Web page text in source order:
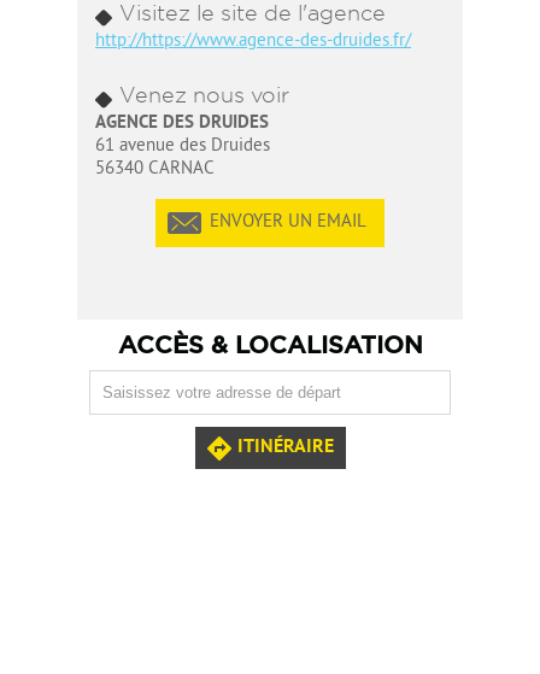
Visitez le site de l'agence
http://https://www.agence-des-druides.fr/
Venez nous voir
AGENCE DES DRUIDES
61 avenue des Druides
56340 CARNAC
ENVOYER UN EMAIL
ACCÈS & LOCALISATION